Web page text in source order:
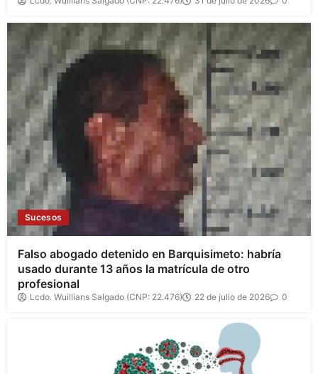
Sucesos
Falso abogado detenido en Barquisimeto: habría
usado durante 13 años la matrícula de otro
profesional
Lcdo. Wuillians Salgado (CNP: 22.476) 22 de julio de 2026 0